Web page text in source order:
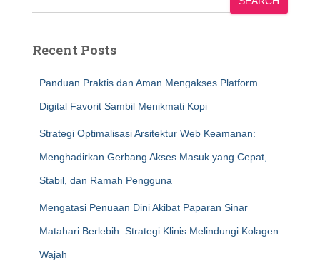
Recent Posts
Panduan Praktis dan Aman Mengakses Platform
Digital Favorit Sambil Menikmati Kopi
Strategi Optimalisasi Arsitektur Web Keamanan:
Menghadirkan Gerbang Akses Masuk yang Cepat,
Stabil, dan Ramah Pengguna
Mengatasi Penuaan Dini Akibat Paparan Sinar
Matahari Berlebih: Strategi Klinis Melindungi Kolagen
Wajah